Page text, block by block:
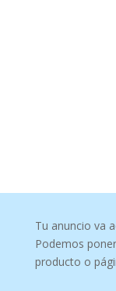
Tu anuncio va
Podemos
producto o